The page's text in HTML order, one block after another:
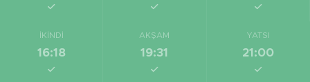
İKINDI
16:18
AKŞAM
19:31
YATSI
21:00